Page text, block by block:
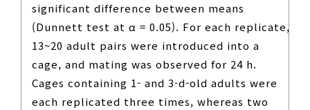
significant difference between means
(Dunnett test at α = 0.05). For each replicate,
13~20 adult pairs were introduced into a
cage, and mating was observed for 24 h.
Cages containing 1- and 3-d-old adults were
each replicated three times, whereas two